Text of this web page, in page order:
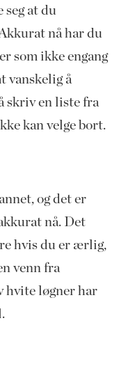
seg at du
nå har du
som ikke engang
vanskelig å
skriv en liste fra
kan velge bort.
og det er
nå. Det
hvis du er ærlig,
venn fra
hvite løgner har